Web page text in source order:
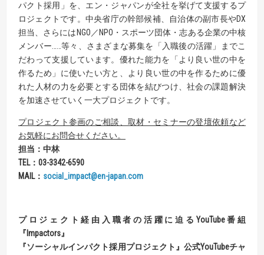
パクト採用」を、エン・ジャパンが全社を挙げて支援するプ
ロジェクトです。中央省庁の幹部候補、自治体の副市長やDX
担当、さらにはNGO／NPO・スポーツ団体・志ある企業の中核
メンバー……等々、さまざまな募集を「入職後の活躍」までこ
だわって支援しています。優れた能力を「より良い世の中を
作るため」に使いたい方と、より良い世の中を作るために優
れた人材の力を必要とする団体を結びつけ、社会の課題解決
を加速させていく一大プロジェクトです。
プロジェクト参画のご相談、取材・セミナーの登壇依頼など
お気軽にお問合せください。
担当：中林
TEL： 03-3342-6590
MAIL： social_impact@en-japan.com
プロジェクト経由入職者の活躍に迫るYouTube番組
『Impactors』
『ソーシャルインパクト採用プロジェクト』公式YouTubeチャ